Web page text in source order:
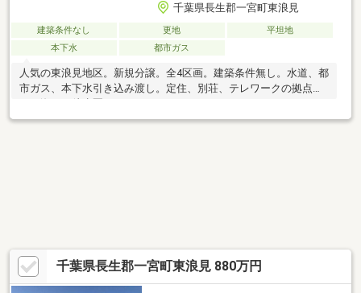
千葉県長生郡一宮町東浪見
建築条件なし 更地
平坦地
本下水
都市ガス
人気の東浪見地区。新規分譲。全4区画。建築条件無し。水道、都
市ガス、本下水引き込み渡し。定住、別荘、テレワークの拠点
千葉県長生郡一宮町東浪見 880万円